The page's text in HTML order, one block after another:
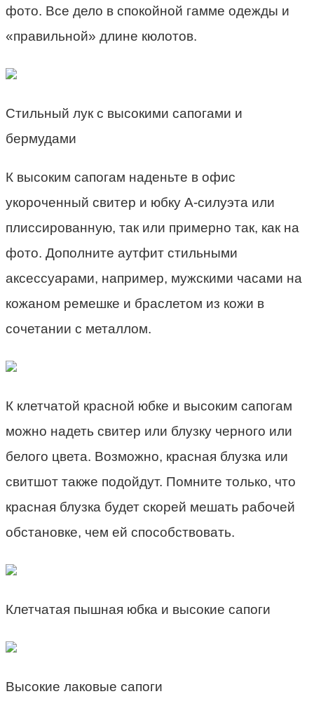
фото. Все дело в спокойной гамме одежды и
«правильной» длине кюлотов.
Стильный лук с высокими сапогами и
бермудами
К высоким сапогам наденьте в офис
укороченный свитер и юбку А-силуэта или
плиссированную, так или примерно так, как на
фото. Дополните аутфит стильными
аксессуарами, например, мужскими часами на
кожаном ремешке и браслетом из кожи в
сочетании с металлом.
К клетчатой красной юбке и высоким сапогам
можно надеть свитер или блузку черного или
белого цвета. Возможно, красная блузка или
свитшот также подойдут. Помните только, что
красная блузка будет скорей мешать рабочей
обстановке, чем ей способствовать.
Клетчатая пышная юбка и высокие сапоги
Высокие лаковые сапоги